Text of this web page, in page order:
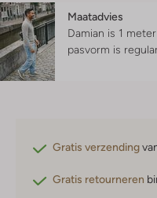
Maatadvies
Damian is 1
pasvorm is
Gratis verzending
Gratis retourneren